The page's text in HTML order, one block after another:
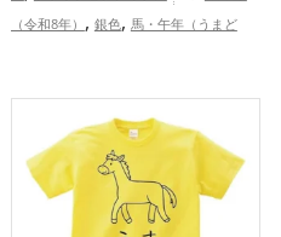
（令和8年） , 銀色, 馬・午年（うまど